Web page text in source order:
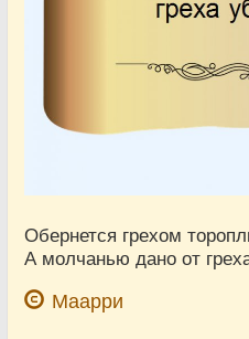
Обернется грехом
А молчанью дано от
Маарри